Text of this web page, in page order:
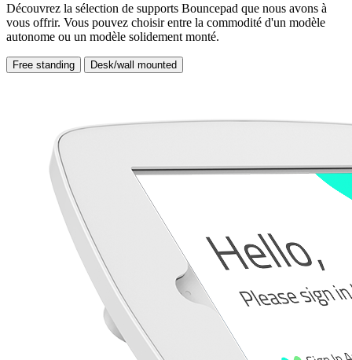
Découvrez la sélection de supports Bouncepad que nous avons à
vous offrir. Vous pouvez choisir entre la commodité d'un modèle
autonome ou un modèle solidement monté.
Free standing Desk/wall mounted